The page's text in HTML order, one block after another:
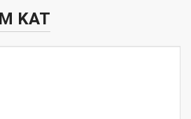
KAT